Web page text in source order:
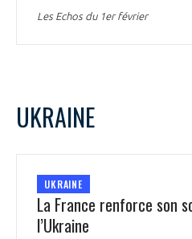
Les Echos du 1er février
UKRAINE
UKRAINE
La France renforce son
l’Ukraine